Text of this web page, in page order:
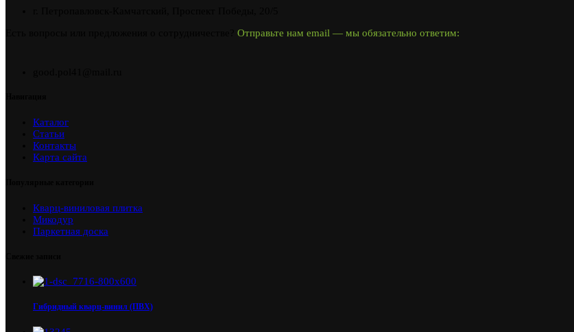
Отправьте нам email — мы обязательно ответим:
Каталог
Статьи
Контакты
Карта сайта
Кварц-виниловая плитка
Микодур
Паркетная доска
Гибридный кварц-винил (ПВХ)